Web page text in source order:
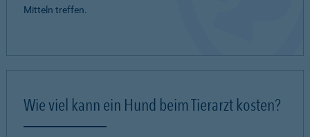
Mitteln treffen.
Wie viel kann ein Hund beim Tierarzt kosten?